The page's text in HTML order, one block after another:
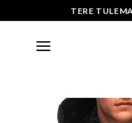
to
TERE